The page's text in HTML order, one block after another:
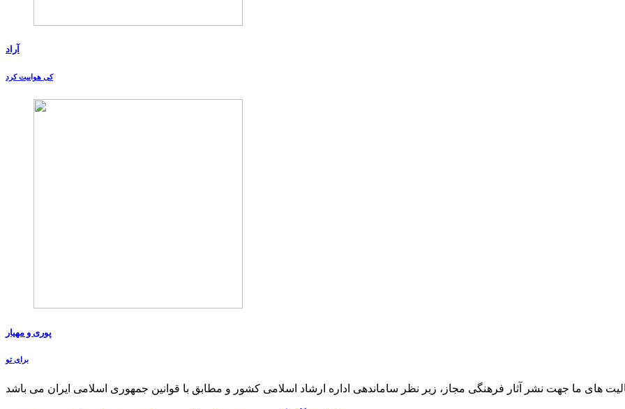
آراد
کی هواییت کرد
پوری و مهیار
برای تو
های ما جهت نشر آثار فرهنگی مجاز، زیر نظر ساماندهی اداره ارشاد اسلامی کشور و مطابق با قوانین جمهوری اسلامی ایران می باشد